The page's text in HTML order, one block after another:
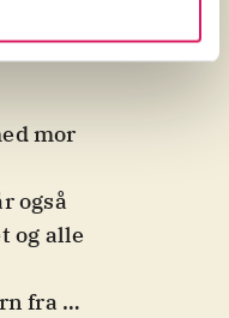
mor
også
og alle
fra 2-